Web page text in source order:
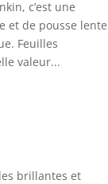
c’est une
et de pousse lente
Feuilles
valeur...
brillantes et